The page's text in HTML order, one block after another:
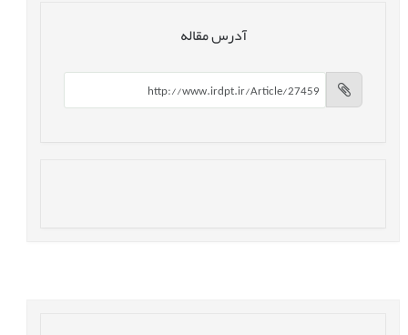
آدرس مقاله